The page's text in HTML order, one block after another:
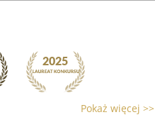
Pokaż więcej >>